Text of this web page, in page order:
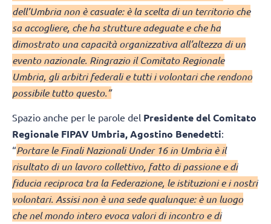
dell’Umbria non è casuale: è la scelta di un territorio che
sa accogliere, che ha strutture adeguate e che ha
dimostrato una capacità organizzativa all’altezza di un
evento nazionale. Ringrazio il Comitato Regionale
Umbria, gli arbitri federali e tutti i volontari che rendono
possibile tutto questo.”
Spazio anche per le parole del Presidente del Comitato
Regionale FIPAV Umbria, Agostino Benedetti:
“Portare le Finali Nazionali Under 16 in Umbria è il
risultato di un lavoro collettivo, fatto di passione e di
fiducia reciproca tra la Federazione, le istituzioni e i nostri
volontari. Assisi non è una sede qualunque: è un luogo
che nel mondo intero evoca valori di incontro e di